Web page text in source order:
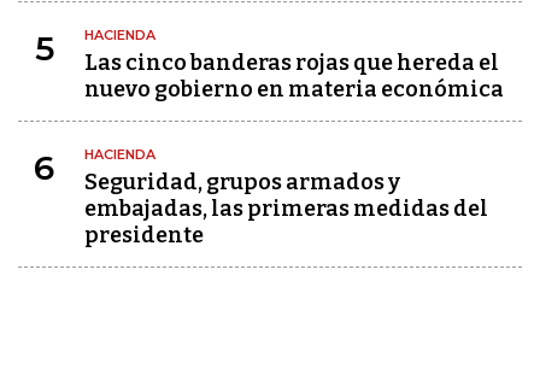
5 HACIENDA
Las cinco banderas rojas que hereda el
nuevo gobierno en materia económica
6 HACIENDA
Seguridad, grupos armados y
embajadas, las primeras medidas del
presidente